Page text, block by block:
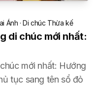
Ánh ·Di chúc Thừa kế
di chúc mới nhất:
mới nhất: Hướng
tục sang tên sổ đỏ